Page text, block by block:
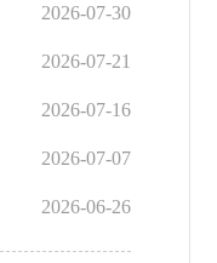
2026-07-30
2026-07-21
2026-07-16
2026-07-07
2026-06-26